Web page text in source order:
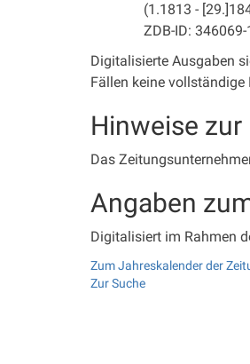
(1.1813 -
ZDB-ID: 346069-
Digitalisierte Ausgaben
Fällen keine
Hinweise
Das
Angaben
Digitalisiert im Rahmen
Zum Jahreskalender der
Zur Suche